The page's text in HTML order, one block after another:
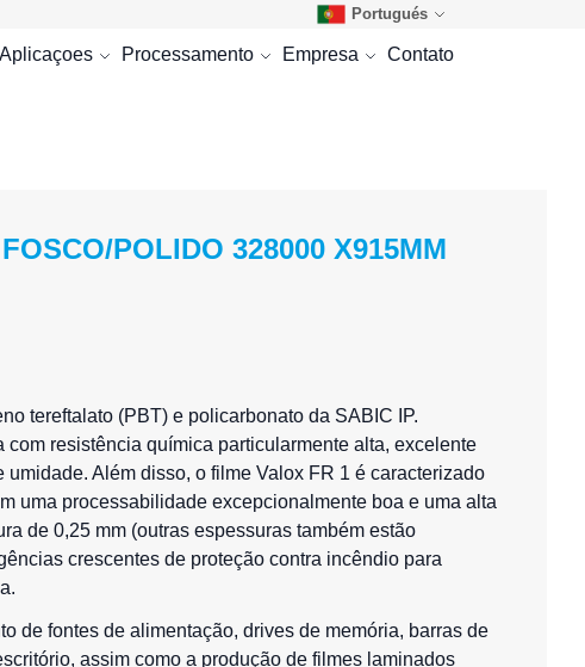
Portugués
Aplicaçoes Processamento Empresa Contato
POLIDO 328000 X915MM
tereftalato (PBT) e policarbonato da SABIC IP.
resistência química particularmente alta, excelente
umidade. Além disso, ofilme Valox FR 1 é caracterizado
uma processabilidade excepcionalmente boa e uma alta
de 0,25 mm (outras espessuras também estão
crescentes de proteção contra incêndio para
de fontes de alimentação, drives de memória, barras de
assim como a produção de filmes laminados